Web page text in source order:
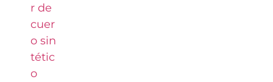
r de
cuer
o sin
tétic
o